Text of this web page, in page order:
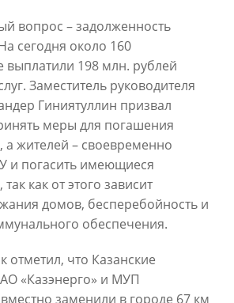
вопрос – задолженность
сегодня около 160
выплатили 198 млн. рублей
Заместитель руководителя
Гиниятуллин призвал
меры для погашения
а жителей – своевременно
и погасить имеющиеся
как от этого зависит
домов, бесперебойность и
обеспечения.
отметил, что Казанские
«Казэнерго» и МУП
заменили в городе 67 км